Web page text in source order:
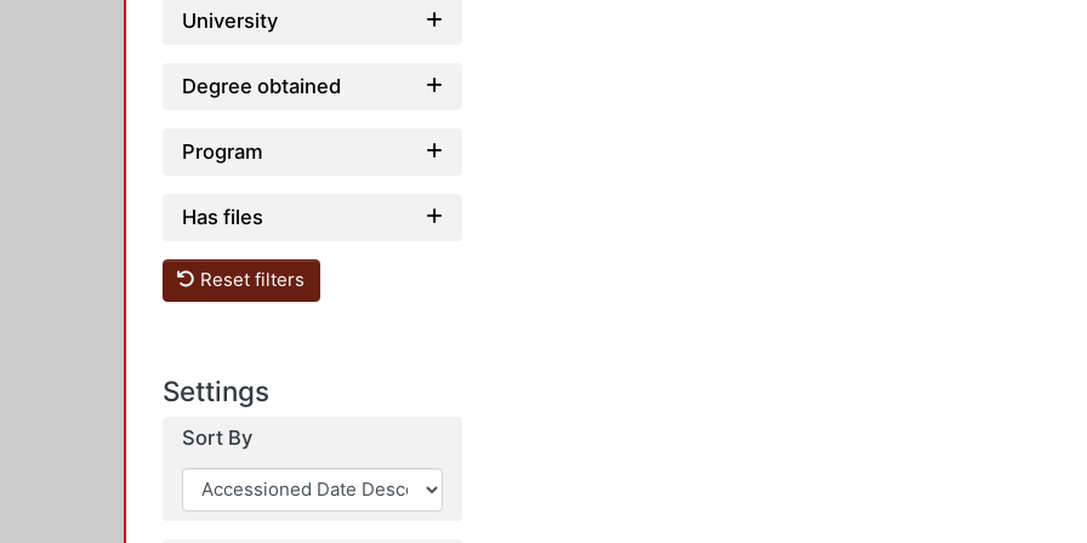
University
Degree obtained
Program
Has files
Reset filters
Settings
Sort By